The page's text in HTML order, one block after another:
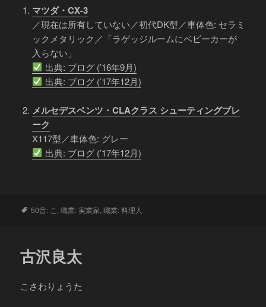
マツダ・CX-3
／現在は所有していない／初代DK型／車体色: セラミ
ックメタリック／「ラゲッジルームにベビーカーが
入らない」
出典: ブログ (’16年9月)
出典: ブログ (’17年12月)
メルセデスベンツ・CLAクラス シューティングブレ
ーク
X117型／車体色: グレー
出典: ブログ (’17年12月)
タ
50音: こ ,職業: 実業家,職業: 料理人
古沢良太
こさわりょうた